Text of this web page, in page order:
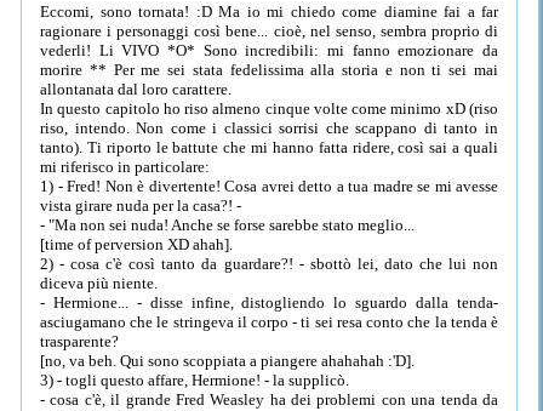
Eccomi, sono tornata! :D Ma io mi chiedo come diamine fai a far
ragionare i personaggi così bene... cioè, nel senso, sembra proprio di
vederli! Li VIVO *O* Sono incredibili: mi fanno emozionare da
morire ** Per me sei stata fedelissima alla storia e non ti sei mai
allontanata dal loro carattere.
In questo capitolo ho riso almeno cinque volte come minimo xD (riso
riso, intendo. Non come i classici sorrisi che scappano di tanto in
tanto). Ti riporto le battute che mi hanno fatta ridere, così sai a quali
mi riferisco in particolare:
1) - Fred! Non è divertente! Cosa avrei detto a tua madre se mi avesse
vista girare nuda per la casa?! -
- "Ma non sei nuda! Anche se forse sarebbe stato meglio...
[time of perversion XD ahah].
2) - cosa c'è così tanto da guardare?! - sbottò lei, dato che lui non
diceva più niente.
- Hermione... - disse infine, distogliendo lo sguardo dalla tenda-
asciugamano che le stringeva il corpo - ti sei resa conto che la tenda è
trasparente?
[no, va beh. Qui sono scoppiata a piangere ahahahah :'D].
3) - togli questo affare, Hermione! - la supplicò.
- cosa c'è, il grande Fred Weasley ha dei problemi con una tenda da